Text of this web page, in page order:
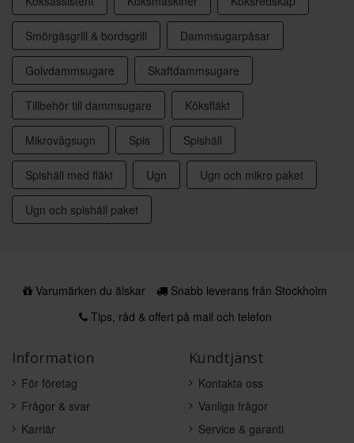
Smörgåsgrill & bordsgrill Dammsugarpåsar
Golvdammsugare Skaftdammsugare
Tillbehör till dammsugare Köksfläkt
Mikrovågsugn Spis Spishäll
Spishäll med fläkt Ugn Ugn och mikro paket
Ugn och spishäll paket
Varumärken du älskar
Snabb leverans från Stockholm
Tips, råd & offert på mail och telefon
Information
För företag
Frågor & svar
Karriär
Kundtjänst
Kontakta oss
Vanliga frågor
Service & garanti